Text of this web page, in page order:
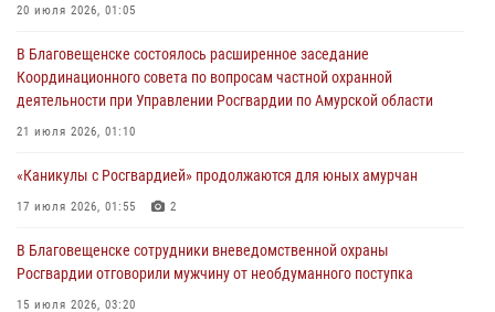
охраны
23 июля 2026, 07:49
Амурчане смогут узнать об условиях поступления на службу в
23 июля 2026, 00:00
Координационного совета по вопросам частной охранной
деятельности при Управлении Росгвардии по Амурской области
21 июля 2026, 01:10
20 июля 2026, 01:05
В Благовещенске состоялось расширенное заседание
Координационного совета по вопросам частной охранной
деятельности при Управлении Росгвардии по Амурской области
21 июля 2026, 01:10
«Каникулы с Росгвардией» продолжаются для юных амурчан
17 июля 2026, 01:55 2
В Благовещенске сотрудники вневедомственной охраны
Росгвардии отговорили мужчину от необдуманного поступка
15 июля 2026, 03:20